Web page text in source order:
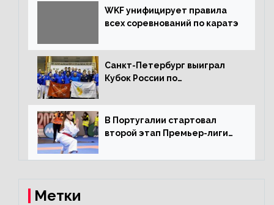
WKF унифицирует правила
всех соревнований по каратэ
Санкт-Петербург выиграл
Кубок России по
В Португалии стартовал
второй этап Премьер-лиги
Метки